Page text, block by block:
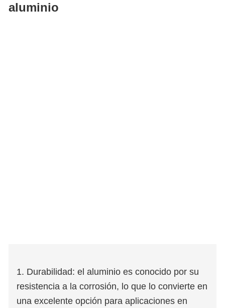
aluminio
1. Durabilidad: el aluminio es conocido por su
resistencia a la corrosión, lo que lo convierte en
una excelente opción para aplicaciones en